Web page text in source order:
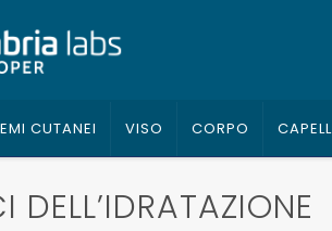
CUTANEI VISO CORPO
DELL’IDRATAZIONE